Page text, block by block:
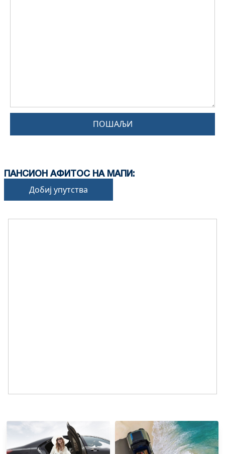
ПОШАЉИ
ПАНСИОН АФИТОС НА МАПИ:
Добиј упутства